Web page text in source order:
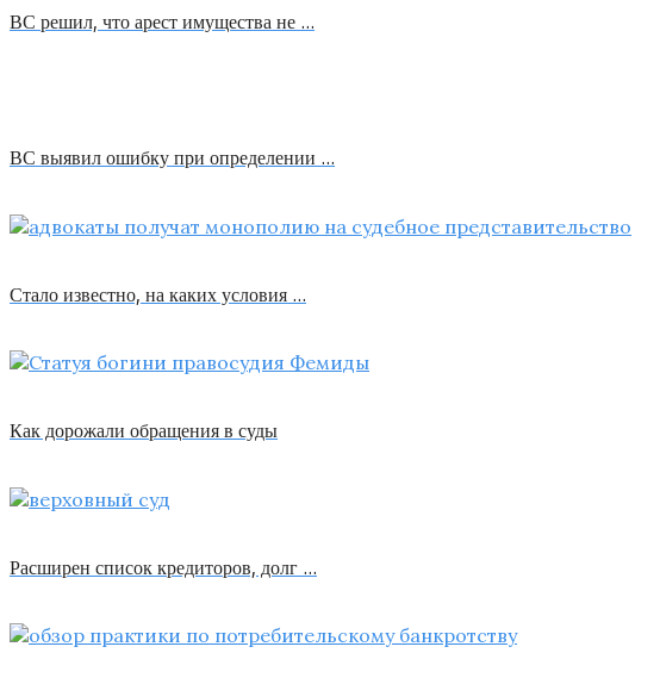
ВС решил, что арест имущества не …
ВС выявил ошибку при определении …
Стало известно, на каких условия …
Как дорожали обращения в суды
Расширен список кредиторов, долг …